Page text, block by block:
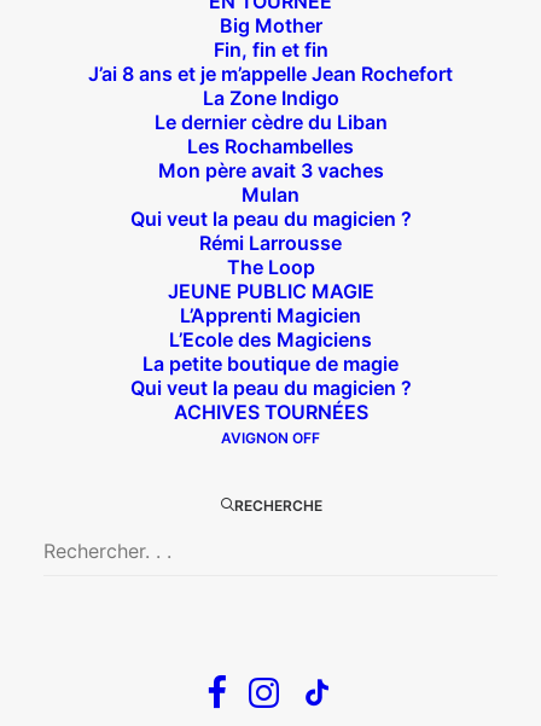
Big Mother
Fin, fin et fin
J’ai 8 ans et je m’appelle Jean Rochefort
La Zone Indigo
Le dernier cèdre du Liban
Les Rochambelles
Mon père avait 3 vaches
Mulan
Qui veut la peau du magicien ?
Rémi Larrousse
The Loop
JEUNE PUBLIC MAGIE
L’Apprenti Magicien
L’Ecole des Magiciens
La petite boutique de magie
Qui veut la peau du magicien ?
ACHIVES TOURNÉES
AVIGNON OFF
RECHERCHE
Durée : 1h15
Les dimanches à 20H
Du 2 au 23 février 2025
ACHETER DES PLACES
HÉPATIK GIRL
Mise en scène : Tatiana Gousseff